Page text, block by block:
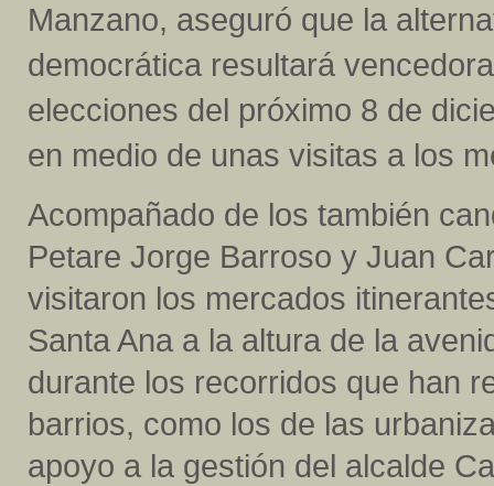
Manzano, aseguró que la
democrática resultará
elecciones del próximo 8 de
en medio de unas visitas a los
Acompañado de los también
Petare Jorge Barroso y Juan
visitaron los mercados
Santa Ana a la altura de la
durante los recorridos que han
barrios, como los de las
apoyo a la gestión del alcalde